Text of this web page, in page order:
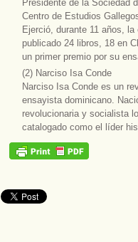
Presidente de la Sociedad
Centro de Estudios
Ejerció, durante 11 años,
publicado 24 libros, 18 en
un primer premio por su
(2) Narciso Isa Conde
Narciso Isa Conde es un
ensayista dominicano.
revolucionaria y socialista
catalogado como el líder